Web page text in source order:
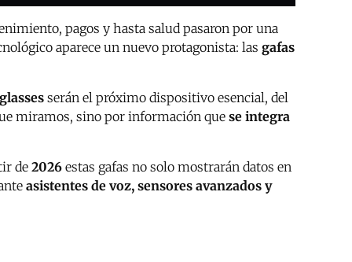
pagos y hasta salud pasaron por una
aparece un nuevo protagonista: las gafas
serán el próximo dispositivo esencial, del
miramos, sino por información que se integra
de2026 estas gafas no solo mostrarán datos en
asistentes de voz, sensores avanzados y